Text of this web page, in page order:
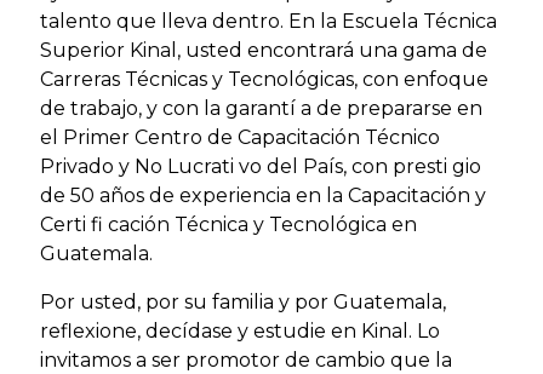
talento que lleva dentro. En la Escuela Técnica
Superior Kinal, usted encontrará una gama de
Carreras Técnicas y Tecnológicas, con enfoque
de trabajo, y con la garantí a de prepararse en
el Primer Centro de Capacitación Técnico
Privado y No Lucrati vo del País, con presti gio
de 50 años de experiencia en la Capacitación y
Certi fi cación Técnica y Tecnológica en
Guatemala.
Por usted, por su familia y por Guatemala,
reflexione, decídase y estudie en Kinal. Lo
invitamos a ser promotor de cambio que la